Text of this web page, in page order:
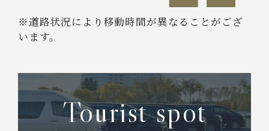
※道路状況により移動時間が異なることがござ
います。
Tourist spot